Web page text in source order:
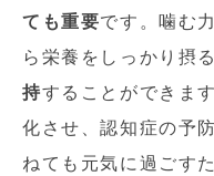
ても重要です。噛む
ら栄養をしっかり摂
持することができま
化させ、認知症の予
ねても元気に過ごす